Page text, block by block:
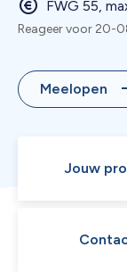
Jouw
FWG 55,
Meelopen
Reageer voor 20-